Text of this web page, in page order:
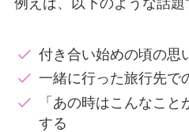
例えば、以下のような話題
付き合い始めの頃の思
一緒に行った旅行先で
「あの時はこんなこ
する